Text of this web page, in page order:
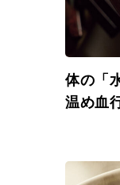
体の「
温め血